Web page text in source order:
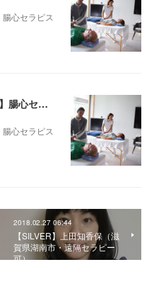
心セラピス
4/29（火）＆5/29（木）【鹿児島】腸心セラピスト養成コース《２日間コース》開講決定
心セラピス
2018.02.27 06:44
【SILVER】上田知香保（滋
賀県湖南市・遠隔セラピー
可）